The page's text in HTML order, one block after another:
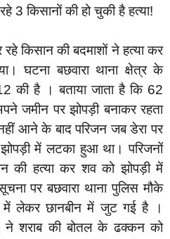
3 किसानों की हो चुकी है हत्या!
किसान की बदमाशों ने हत्या कर
घटना बछवारा थाना क्षेत्र के
की है । बताया जाता है कि 62
जमीन पर झोपड़ी बनाकर रहता
आने के बाद परिजन जब डेरा पर
में लटका हुआ था। परिजनों
की हत्या कर शव को झोपड़ी में
पर बछवारा थाना पुलिस मौके
लेकर छानबीन में जुट गई है ।
शराब की बोतल के ढक्कन को